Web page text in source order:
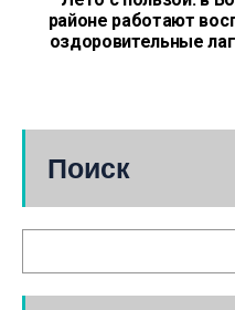
районе работают
оздоровительные
Поиск